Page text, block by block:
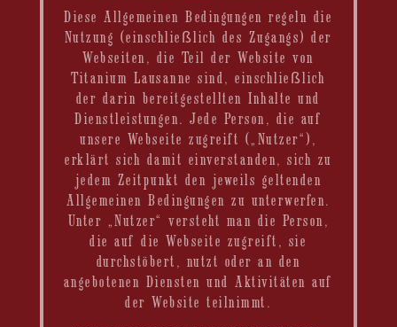
Diese Allgemeinen Bedingungen regeln die
Nutzung (einschließlich des Zugangs) der
Webseiten, die Teil der Website von
Titanium Lausanne sind, einschließlich
der darin bereitgestellten Inhalte und
Dienstleistungen. Jede Person, die auf
unsere Webseite zugreift („Nutzer“),
erklärt sich damit einverstanden, sich zu
jedem Zeitpunkt den jeweils geltenden
Allgemeinen Bedingungen zu unterwerfen.
Unter „Nutzer“ versteht man die Person,
die auf die Webseite zugreift, sie
durchstöbert, nutzt oder an den
angebotenen Diensten und Aktivitäten auf
der Website teilnimmt.